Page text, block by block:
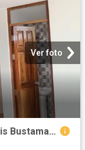
Ver foto
Departamento en alquiler en Jose Luis Bustamante Y Rivero a S/1,600 al mes